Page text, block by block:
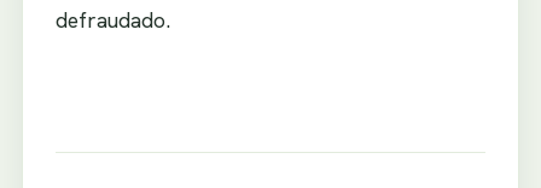
defraudado.